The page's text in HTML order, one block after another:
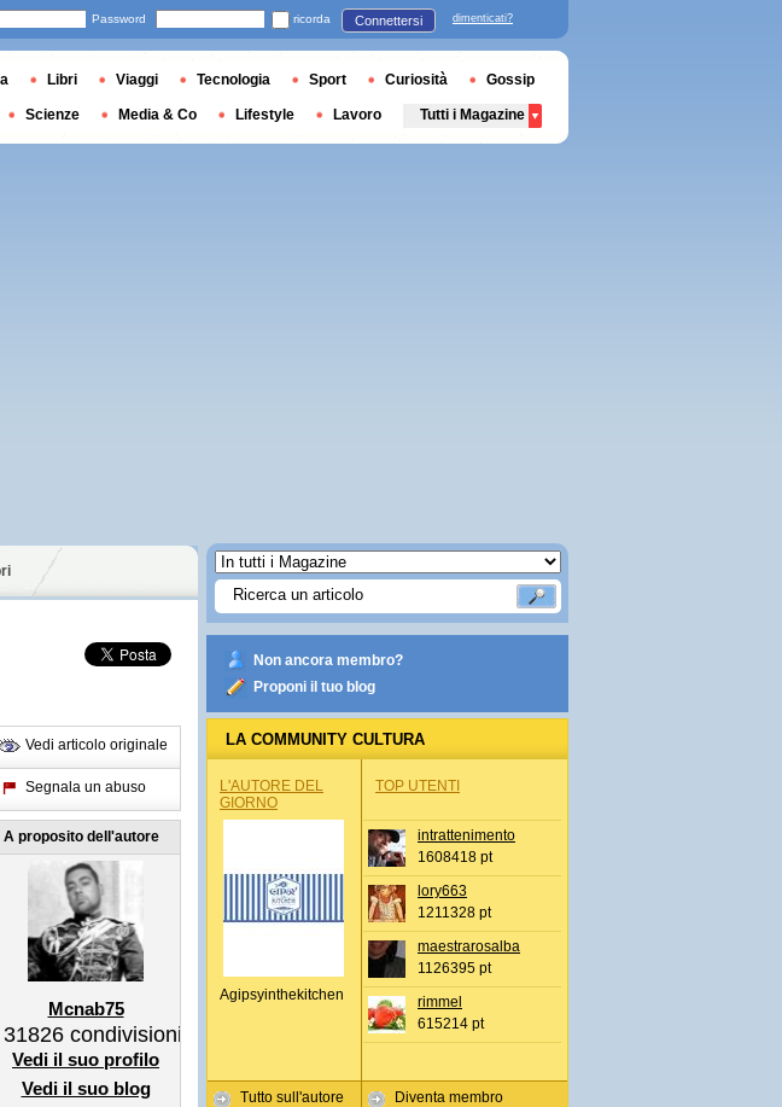
Vedi articolo originale
Segnala un abuso
A proposito dell'autore
Mcnab75
31826 condivisioni
Vedi il suo profilo
Vedi il suo blog
Non ancora membro?
Proponi il tuo blog
LA COMMUNITY CULTURA
L'AUTORE DEL
GIORNO
Agipsyinthekitchen
Tutto sull'autore
TOP UTENTI
intrattenimento
1608418 pt
lory663
1211328 pt
maestrarosalba
1126395 pt
rimmel
615214 pt
Diventa membro
Password ricorda Connettersi dimenticati?
Libri Viaggi Tecnologia Sport Curiosità Gossip
Scienze Media & Co Lifestyle Lavoro Tutti i Magazine